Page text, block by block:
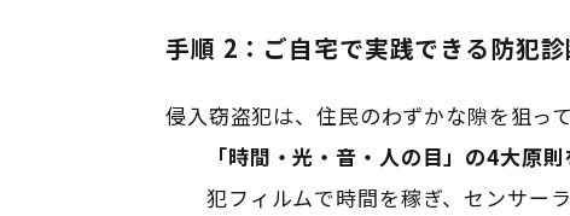
手順 2：ご自宅で実践できる防犯
侵入窃盗犯は、住民のわずかな隙を狙っ
「時間・光・音・人の目」の4大原
犯フィルムで時間を稼ぎ、センサー